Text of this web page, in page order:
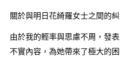
關於與明日花綺羅女士之間的糾
由於我的輕率與思慮不周，發
不實內容，為她帶來了極大的